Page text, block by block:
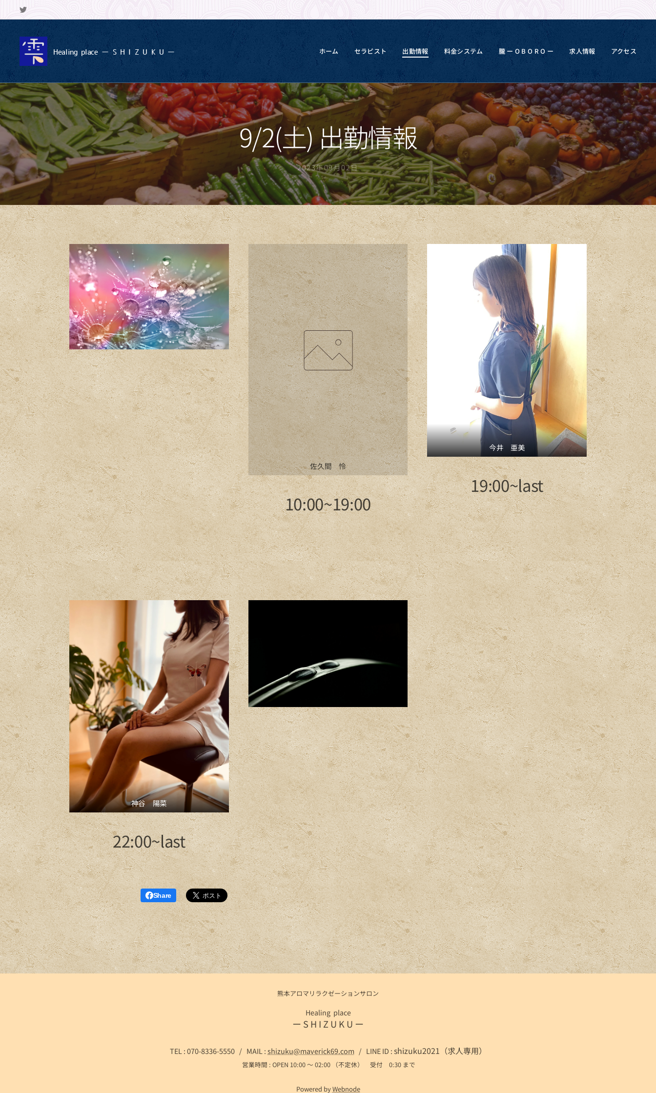
Healing place ー S H I Z U K U ー ホーム セラピスト 出勤情報 料金システム 朧 ー O B O R O ー 求人情報 アクセス
9/2(土) 出勤情報
2023年09月02日
佐久間 怜
10:00~19:00
今井 亜美
19:00~last
神谷 陽菜
22:00~last
Share
熊本アロマリラクゼーションサロン
Healing place
ー S H I Z U K U ー
TEL : 070-8336-5550 / MAIL :shizuku@maverick69.com / LINE ID :shizuku2021（求人専用）
営業時間 : OPEN 10:00 ～ 02:00 （不定休） 受付 0:30 まで
Powered byWebnode